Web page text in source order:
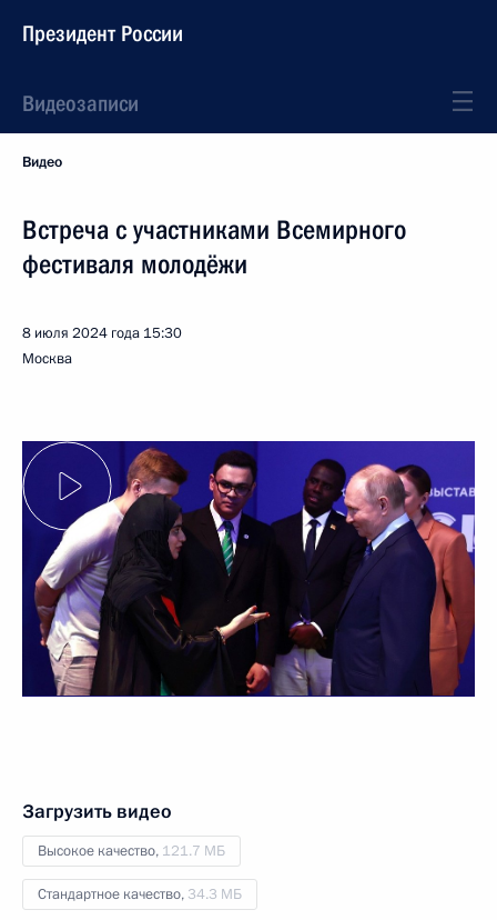
Президент России
Видеозаписи
Видео
Встреча с участниками Всемирного
фестиваля молодёжи
8 июля 2024 года 15:30
Москва
Загрузить видео
Высокое качество, 121.7 МБ
Стандартное качество, 34.3 МБ